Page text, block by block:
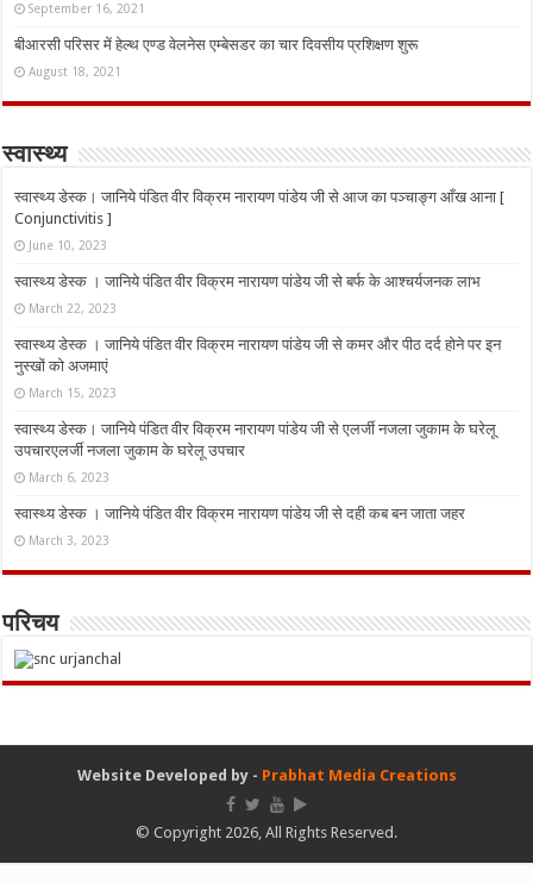
September 16, 2021
बीआरसी परिसर में हेल्थ एण्ड वेलनेस एम्बेसडर का चार दिवसीय प्रशिक्षण शुरू
August 18, 2021
स्वास्थ्य
स्वास्थ्य डेस्क। जानिये पंडित वीर विक्रम नारायण पांडेय जी से आज का पञ्चाङ्ग आँख आना [
Conjunctivitis ]
June 10, 2023
स्वास्थ्य डेस्क । जानिये पंडित वीर विक्रम नारायण पांडेय जी से बर्फ के आश्चर्यजनक लाभ
March 22, 2023
स्वास्थ्य डेस्क । जानिये पंडित वीर विक्रम नारायण पांडेय जी से कमर और पीठ दर्द होने पर इन
नुस्‍खों को अजमाएं
March 15, 2023
स्वास्थ्य डेस्क। जानिये पंडित वीर विक्रम नारायण पांडेय जी से एलर्जी नजला जुकाम के घरेलू
उपचारएलर्जी नजला जुकाम के घरेलू उपचार
March 6, 2023
स्वास्थ्य डेस्क । जानिये पंडित वीर विक्रम नारायण पांडेय जी से दही कब बन जाता जहर
March 3, 2023
परिचय
Website Developed by - Prabhat Media Creations
© Copyright 2026, All Rights Reserved.